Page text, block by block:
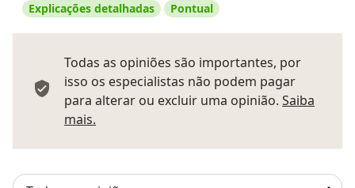
Explicações detalhadas
Pontual
Todas as opiniões são importantes, por
isso os especialistas não podem pagar
para alterar ou excluir uma opinião. Saiba
mais.